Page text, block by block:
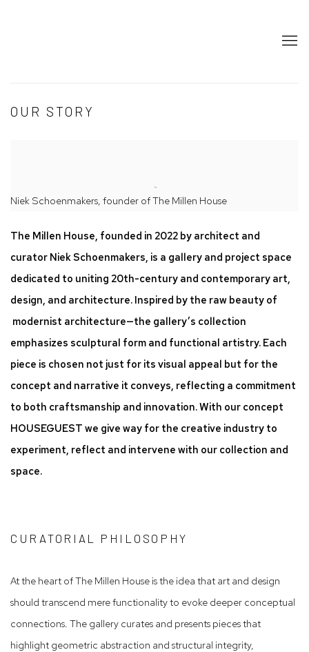
OUR STORY
Niek Schoenmakers, founder of The Millen House
The Millen House, founded in 2022 by architect and
curator Niek Schoenmakers, is a gallery and project space
dedicated to uniting 20th-century and contemporary art,
design, and architecture. Inspired by the raw beauty of
modernist architecture—the gallery’s collection
emphasizes sculptural form and functional artistry. Each
piece is chosen not just for its visual appeal but for the
concept and narrative it conveys, reflecting a commitment
to both craftsmanship and innovation. With our concept
HOUSEGUEST we give way for the creative industry to
experiment, reflect and intervene with our collection and
space.
CURATORIAL PHILOSOPHY
At the heart of The Millen House is the idea that art and design
should transcend mere functionality to evoke deeper conceptual
connections. The gallery curates and presents pieces that
highlight geometric abstraction and structural integrity,